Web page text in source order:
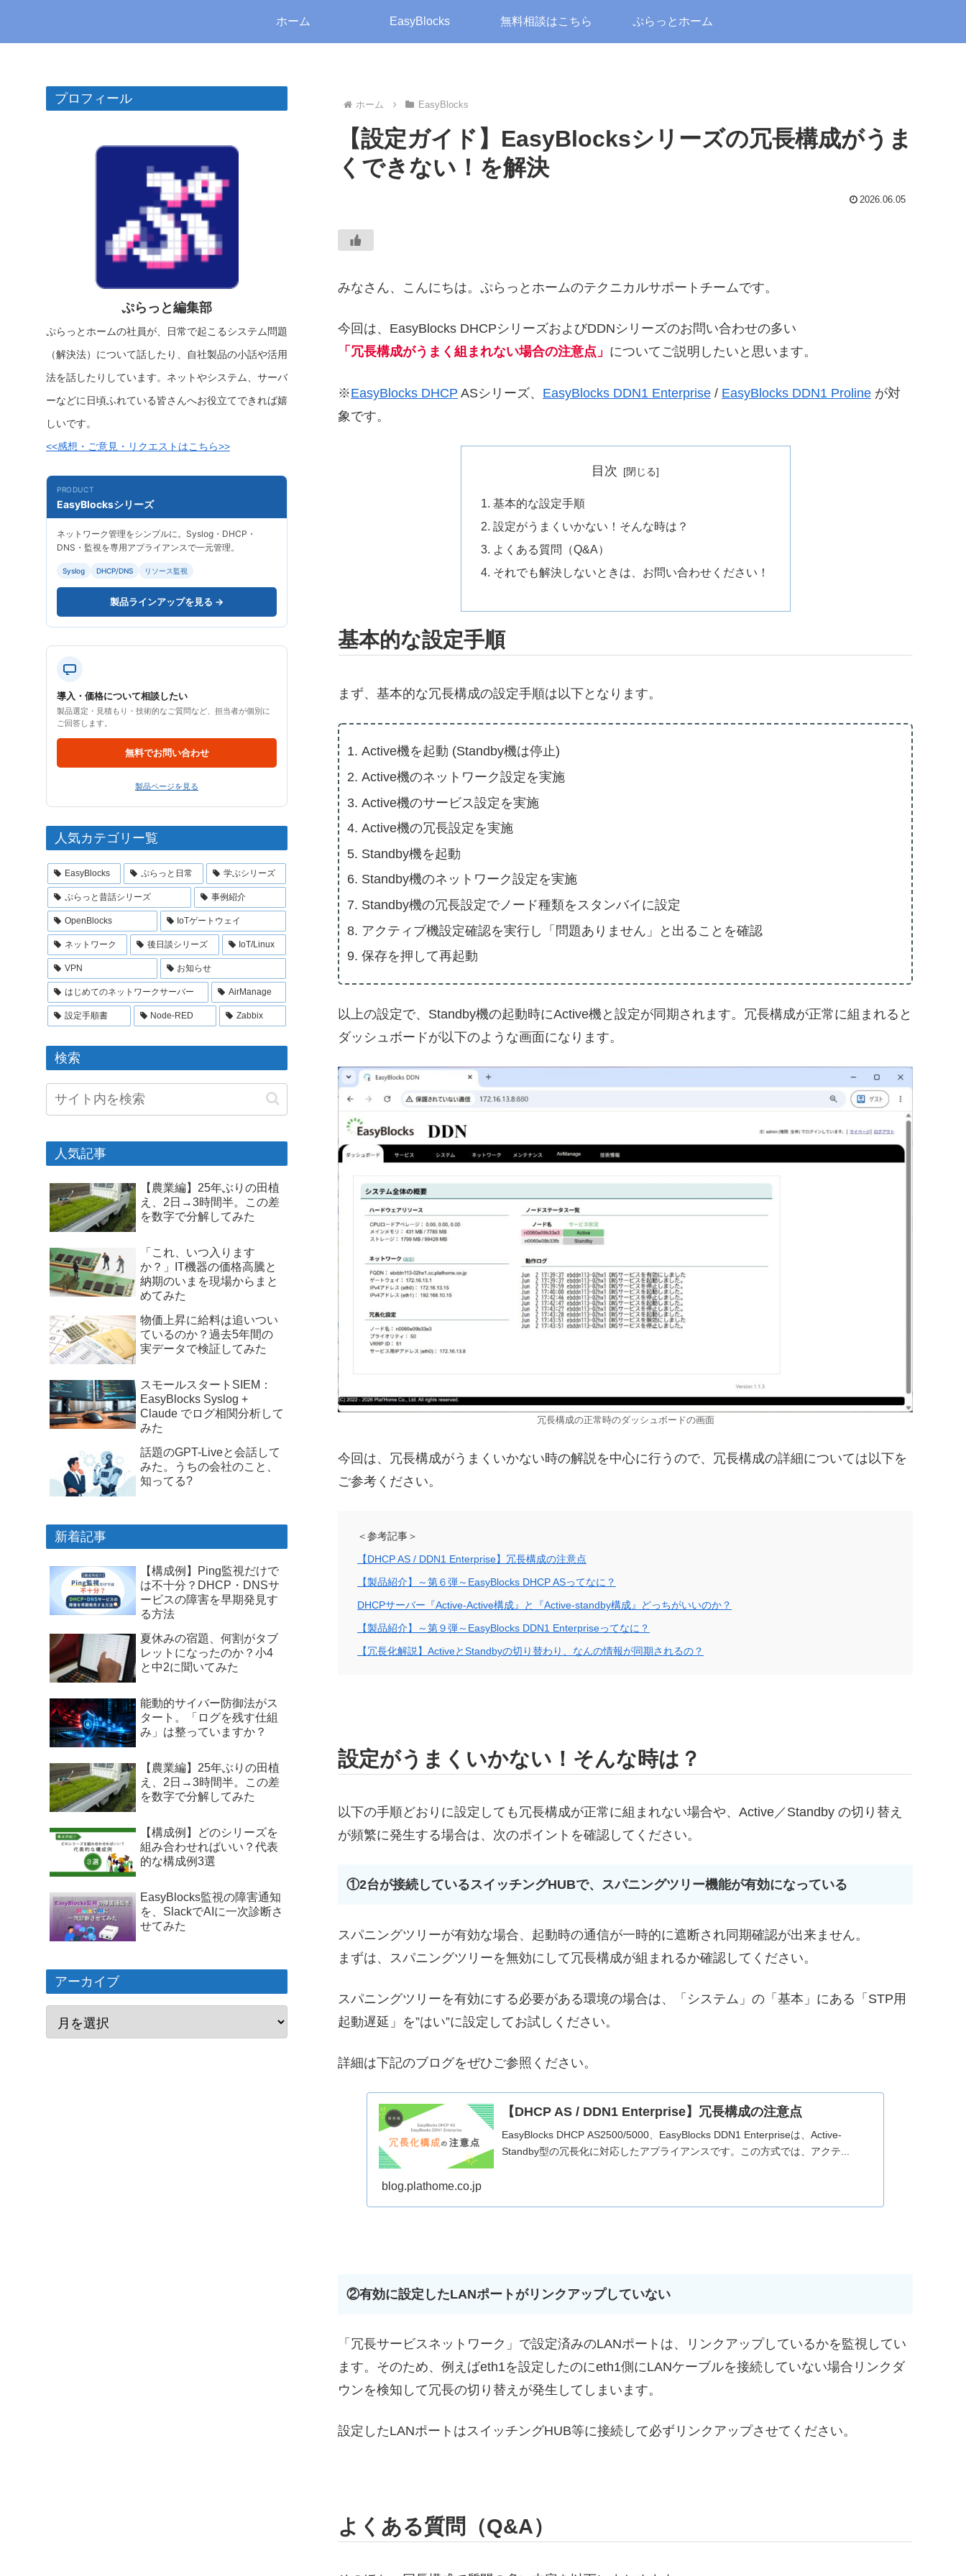
ホーム EasyBlocks 無料相談はこちら ぷらっとホーム
ホーム EasyBlocks
【設定ガイド】EasyBlocksシリーズの冗長構成がうま
くできない！を解決
2026.06.05
みなさん、こんにちは。ぷらっとホームのテクニカルサポートチームです。
今回は、EasyBlocks DHCPシリーズおよびDDNシリーズのお問い合わせの多い
「冗長構成がうまく組まれない場合の注意点」 についてご説明したいと思います。
※EasyBlocks DHCP ASシリーズ、 EasyBlocks DDN1 Enterprise / EasyBlocks DDN1 Proline が対
象です。
目次
基本的な設定手順
設定がうまくいかない！そんな時は？
よくある質問（Q&A）
それでも解決しないときは、お問い合わせください！
基本的な設定手順
まず、基本的な冗長構成の設定手順は以下となります。
Active機を起動 (Standby機は停止)
Active機のネットワーク設定を実施
Active機のサービス設定を実施
Active機の冗長設定を実施
Standby機を起動
Standby機のネットワーク設定を実施
Standby機の冗長設定でノード種類をスタンバイに設定
アクティブ機設定確認を実行し「問題ありません」と出ることを確認
保存を押して再起動
以上の設定で、Standby機の起動時にActive機と設定が同期されます。冗長構成が正常に組まれると
ダッシュボードが以下のような画面になります。
冗長構成の正常時のダッシュボードの画面
今回は、冗長構成がうまくいかない時の解説を中心に行うので、冗長構成の詳細については以下を
ご参考ください。
＜参考記事＞
【DHCP AS / DDN1 Enterprise】冗長構成の注意点
【製品紹介】～第６弾～EasyBlocks DHCP ASってなに？
DHCPサーバー『Active-Active構成』と『Active-standby構成』どっちがいいのか？
【製品紹介】～第９弾～EasyBlocks DDN1 Enterpriseってなに？
【冗長化解説】ActiveとStandbyの切り替わり、なんの情報が同期されるの？
設定がうまくいかない！そんな時は？
以下の手順どおりに設定しても冗長構成が正常に組まれない場合や、Active／Standby の切り替え
が頻繁に発生する場合は、次のポイントを確認してください。
①2台が接続しているスイッチングHUBで、スパニングツリー機能が有効になっている
スパニングツリーが有効な場合、起動時の通信が一時的に遮断され同期確認が出来ません。
まずは、スパニングツリーを無効にして冗長構成が組まれるか確認してください。
スパニングツリーを有効にする必要がある環境の場合は、「システム」の「基本」にある「STP用
起動遅延」を”はい”に設定してお試しください。
詳細は下記のブログをぜひご参照ください。
【DHCP AS / DDN1 Enterprise】冗長構成の注意点
EasyBlocks DHCP AS2500/5000、EasyBlocks DDN1 Enterpriseは、Active-
Standby型の冗長化に対応したアプライアンスです。この方式では、アクテ...
blog.plathome.co.jp
②有効に設定したLANポートがリンクアップしていない
「冗長サービスネットワーク」で設定済みのLANポートは、リンクアップしているかを監視してい
ます。そのため、例えばeth1を設定したのにeth1側にLANケーブルを接続していない場合リンクダ
ウンを検知して冗長の切り替えが発生してしまいます。
設定したLANポートはスイッチングHUB等に接続して必ずリンクアップさせてください。
よくある質問（Q&A）
プロフィール
ぷらっと編集部
ぷらっとホームの社員が、日常で起こるシステム問題
（解決法）について話したり、自社製品の小話や活用
法を話したりしています。ネットやシステム、サーバ
ーなどに日頃ふれている皆さんへお役立てできれば嬉
しいです。
<<感想・ご意見・リクエストはこちら>>
PRODUCT
EasyBlocksシリーズ
ネットワーク管理をシンプルに。Syslog・DHCP・
DNS・監視を専用アプライアンスで一元管理。
Syslog DHCP/DNS リソース監視
製品ラインアップを見る →
導入・価格について相談したい
製品選定・見積もり・技術的なご質問など、担当者が個別に
ご回答します。
無料でお問い合わせ
製品ページを見る
人気カテゴリー覧
EasyBlocks ぷらっと日常 学ぶシリーズ
ぷらっと昔話シリーズ 事例紹介
OpenBlocks IoTゲートウェイ
ネットワーク 後日談シリーズ IoT/Linux
VPN お知らせ
はじめてのネットワークサーバー AirManage
設定手順書 Node-RED Zabbix
検索
人気記事
【農業編】25年ぶりの田植
え、2日→3時間半。この差
を数字で分解してみた
「これ、いつ入ります
か？」IT機器の価格高騰と
納期のいまを現場からまと
めてみた
物価上昇に給料は追いつい
ているのか？過去5年間の
実データで検証してみた
スモールスタートSIEM：
EasyBlocks Syslog +
Claude でログ相関分析して
みた
話題のGPT-Liveと会話して
みた。うちの会社のこと、
知ってる?
新着記事
【構成例】Ping監視だけで
は不十分？DHCP・DNSサ
ービスの障害を早期発見す
る方法
夏休みの宿題、何割がタブ
レットになったのか？小4
と中2に聞いてみた
能動的サイバー防御法がス
タート。「ログを残す仕組
み」は整っていますか？
【農業編】25年ぶりの田植
え、2日→3時間半。この差
を数字で分解してみた
【構成例】どのシリーズを
組み合わせればいい？代表
的な構成例3選
EasyBlocks監視の障害通知
を、SlackでAIに一次診断さ
せてみた
アーカイブ